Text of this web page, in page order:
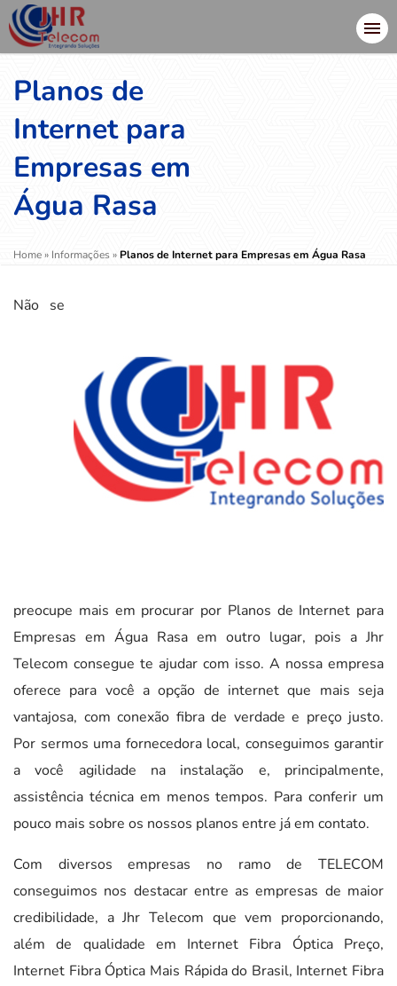
Planos de
Internet para
Empresas em
Água Rasa
Home» Informações» Planos de Internet para Empresas em Água Rasa
Não se
preocupe mais em procurar por Planos de Internet para
Empresas em Água Rasa em outro lugar, pois a Jhr
Telecom consegue te ajudar com isso. A nossa empresa
oferece para você a opção de internet que mais seja
vantajosa, com conexão fibra de verdade e preço justo.
Por sermos uma fornecedora local, conseguimos garantir
a você agilidade na instalação e, principalmente,
assistência técnica em menos tempos. Para conferir um
pouco mais sobre os nossos planos entre já em contato.
Com diversos empresas no ramo de TELECOM
conseguimos nos destacar entre as empresas de maior
credibilidade, a Jhr Telecom que vem proporcionando,
além de qualidade em Internet Fibra Óptica Preço,
Internet Fibra Óptica Mais Rápida do Brasil, Internet Fibra